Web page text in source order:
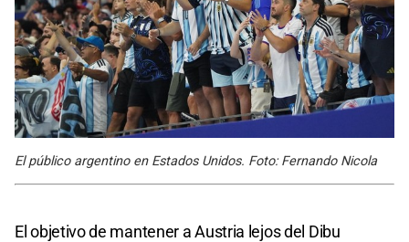
El público argentino en Estados Unidos. Foto: Fernando Nicola
El objetivo de mantener a Austria lejos del Dibu